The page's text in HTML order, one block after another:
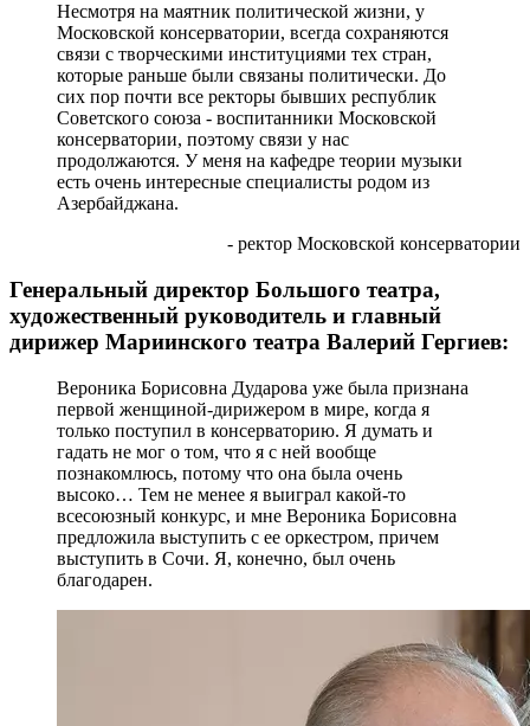
Несмотря на маятник политической жизни, у
Московской консерватории, всегда сохраняются
связи с творческими институциями тех стран,
которые раньше были связаны политически. До
сих пор почти все ректоры бывших республик
Советского союза - воспитанники Московской
консерватории, поэтому связи у нас
продолжаются. У меня на кафедре теории музыки
есть очень интересные специалисты родом из
Азербайджана.
- ректор Московской консерватории
Генеральный директор Большого театра,
художественный руководитель и главный
дирижер Мариинского театра Валерий Гергиев:
Вероника Борисовна Дударова уже была признана
первой женщиной-дирижером в мире, когда я
только поступил в консерваторию. Я думать и
гадать не мог о том, что я с ней вообще
познакомлюсь, потому что она была очень
высоко… Тем не менее я выиграл какой-то
всесоюзный конкурс, и мне Вероника Борисовна
предложила выступить с ее оркестром, причем
выступить в Сочи. Я, конечно, был очень
благодарен.